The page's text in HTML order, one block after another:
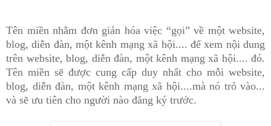
Tên miền nhằm đơn giản hóa việc “gọi” về một website,
blog, diễn đàn, một kênh mạng xã hội.... để xem nội dung
trên website, blog, diễn đàn, một kênh mạng xã hội.... đó.
Tên miền sẽ được cung cấp duy nhất cho mỗi website,
blog, diễn đàn, một kênh mạng xã hội....mà nó trỏ vào...
và sẽ ưu tiên cho người nào đăng ký trước.